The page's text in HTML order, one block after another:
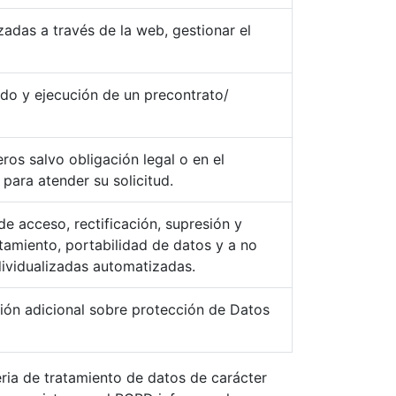
a través de la web, gestionar el
y ejecución de un precontrato/
salvo obligación legal o en el
atender su solicitud.
acceso, rectificación, supresión y
portabilidad de datos y a no
automatizadas.
adicional sobre protección de Datos
de tratamiento de datos de carácter